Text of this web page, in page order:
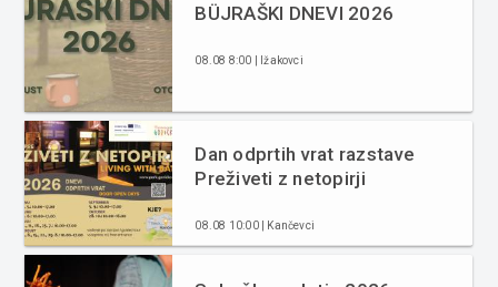
BÜJRAŠKI DNEVI 2026
08.08 8:00 | Ižakovci
Dan odprtih vrat razstave
Preživeti z netopirji
08.08 10:00 | Kančevci